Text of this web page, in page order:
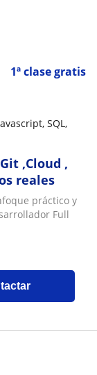
1ª clase gratis
SQL,
,Cloud ,
reales
práctico y
Full